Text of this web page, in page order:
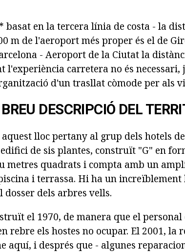
basat en la tercera línia de costa - la
m de l'aeroport més proper és el de
- Aeroport de la Ciutat la
l'experiència carretera no és
d'un trasllat còmode per als
DESCRIPCIÓ DEL
lloc pertany al grup dels hotels de
de sis plantes, construït "G" en
metres quadrats i compta amb un
i terrassa. Hi ha un
dosser dels arbres vells.
el 1970, de manera que el personal
rebre els hostes no ocupar. El 2001, la
aquí, i després que - algunes